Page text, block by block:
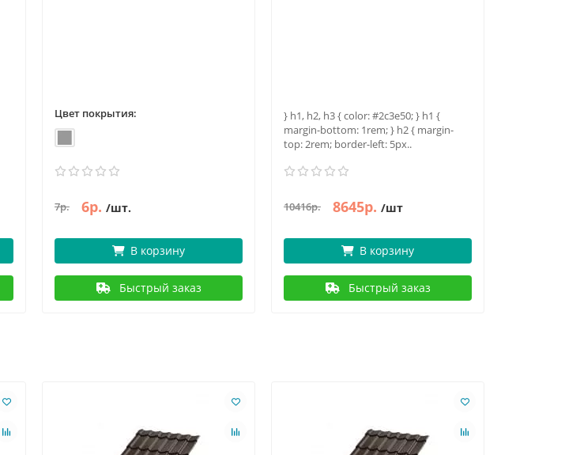
Цвет покрытия:
7р. 6р. /шт.
В корзину
Быстрый заказ
} h1, h2, h3 { color: #2c3e50; } h1 {
margin-bottom: 1rem; } h2 { margin-
top: 2rem; border-left: 5px..
10416р. 8645р. /шт
В корзину
Быстрый заказ